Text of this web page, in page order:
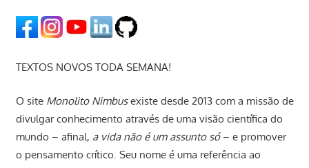
TEXTOS NOVOS TODA SEMANA!
O site Monolito Nimbusexiste desde 2013 com a missão de
divulgar conhecimento através de uma visão científica do
mundo – afinal, a vida não é um assunto só– e promover
o pensamento crítico. Seu nome é uma referência ao